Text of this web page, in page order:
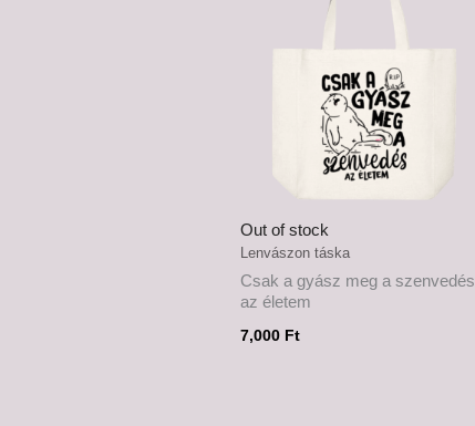
Out of stock
Lenvászon táska
Csak a gyász meg a szenvedés
az életem
7,000 Ft